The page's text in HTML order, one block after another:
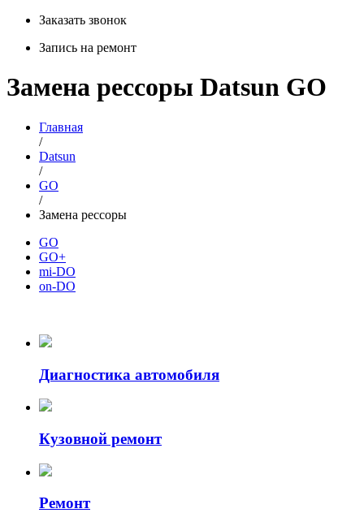
Заказать звонок
Запись на ремонт
Замена рессоры Datsun GO
Главная
/
Datsun
/
GO
/
Замена рессоры
GO
GO+
mi-DO
on-DO
Диагностика автомобиля
Кузовной ремонт
Ремонт